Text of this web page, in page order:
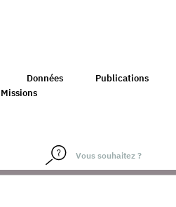
Données
Publications
Missions